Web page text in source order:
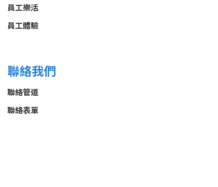
員工樂活
員工體驗
聯絡我們
聯絡管道
聯絡表單